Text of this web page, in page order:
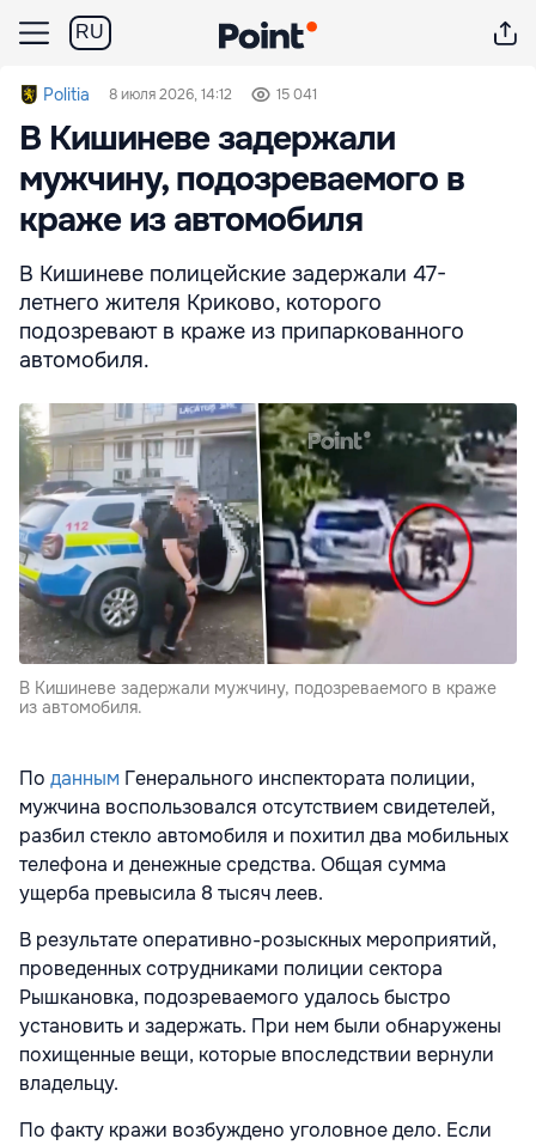
RU
Politia 8 июля 2026, 14:12 15 041
В Кишиневе задержали
мужчину, подозреваемого в
краже из автомобиля
В Кишиневе полицейские задержали 47-
летнего жителя Криково, которого
подозревают в краже из припаркованного
автомобиля.
В Кишиневе задержали мужчину, подозреваемого в краже
из автомобиля.
По данным Генерального инспектората полиции,
мужчина воспользовался отсутствием свидетелей,
разбил стекло автомобиля и похитил два мобильных
телефона и денежные средства. Общая сумма
ущерба превысила 8 тысяч леев.
В результате оперативно-розыскных мероприятий,
проведенных сотрудниками полиции сектора
Рышкановка, подозреваемого удалось быстро
установить и задержать. При нем были обнаружены
похищенные вещи, которые впоследствии вернули
владельцу.
По факту кражи возбуждено уголовное дело. Если